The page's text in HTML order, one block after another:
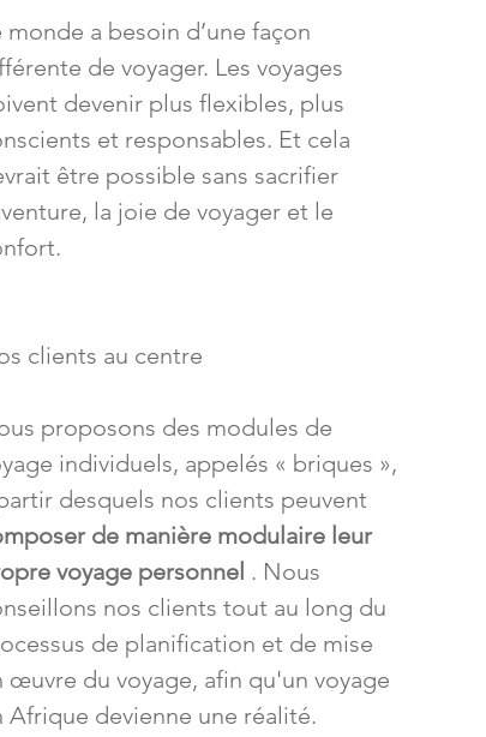
monde a besoin d’une façon
de voyager. Les voyages
devenir plus flexibles, plus
et responsables. Et cela
être possible sans sacrifier
la joie de voyager et le
clients au centre
proposons des modules de
individuels, appelés « briques »,
desquels nos clients peuvent
de manière modulaire leur
voyage personnel . Nous
nos clients tout au long du
de planification et de mise
œuvre du voyage, afin qu'un voyage
Afrique devienne une réalité.